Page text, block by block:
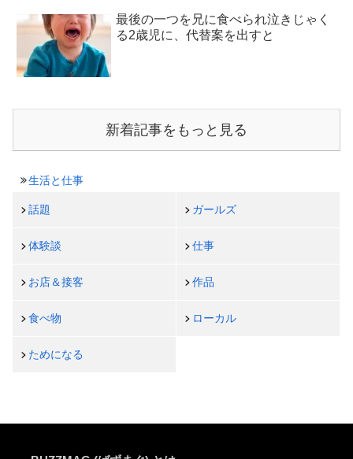
最後の一つを兄に食べられ泣きじゃく
る2歳児に、代替案を出すと
新着記事をもっと見る
生活と仕事
話題 ガールズ
体験談 仕事
お店＆接客 作品
食べ物 ローカル
ためになる